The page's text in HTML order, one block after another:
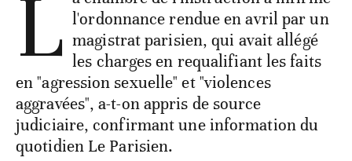
L l'ordonnance rendue en avril par un
magistrat parisien, qui avait allégé
les charges en requalifiant les faits
en "agression sexuelle" et "violences
aggravées", a-t-on appris de source
judiciaire, confirmant une information du
quotidien Le Parisien.